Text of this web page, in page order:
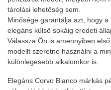
tárolási lehetőség sem.
Minősége garantálja azt, hogy
elegáns külső sokáig eredeti
Válassza Ön is amennyiben
modellt szeretne használni a
különlegesebb alkalomkor is.
Elegáns Corvo Bianco márkás